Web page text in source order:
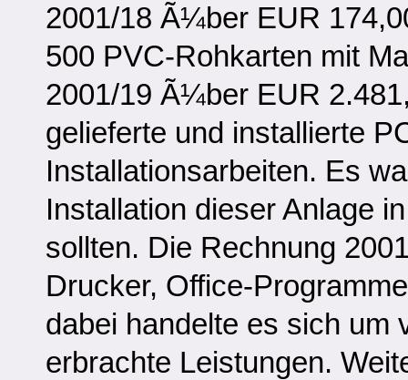
2001/18 Ã¼ber EUR
500 PVC-Rohkarten mit
2001/19 Ã¼ber EUR
gelieferte und installierte
Installationsarbeiten. Es
Installation dieser Anlage
sollten. Die Rechnung
Drucker, Office-
dabei handelte es sich um
erbrachte Leistungen.